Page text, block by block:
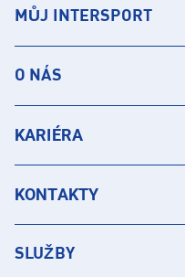
MŮJ INTERSPORT
O NÁS
KARIÉRA
KONTAKTY
SLUŽBY